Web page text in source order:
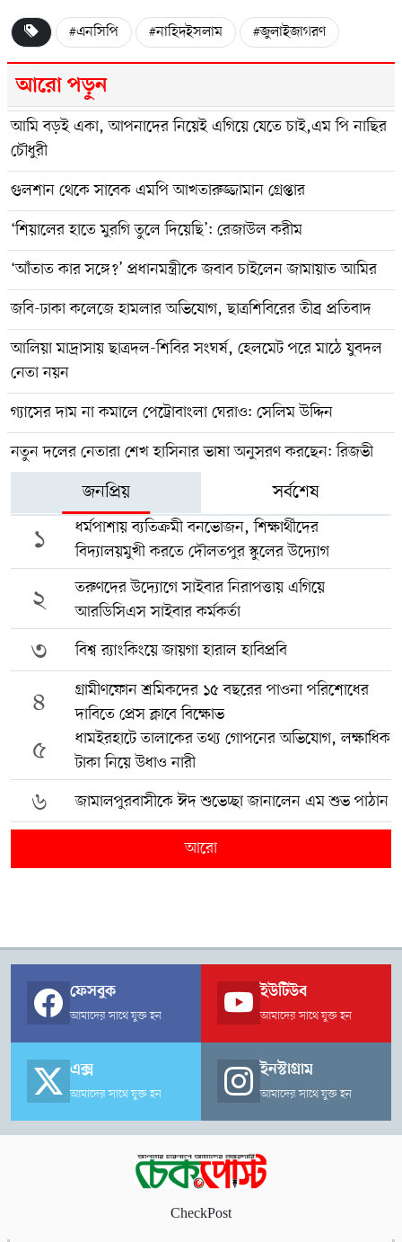
#এনসিপি #নাহিদইসলাম #জুলাইজাগরণ
আরো পড়ুন
আমি বড়ই একা, আপনাদের নিয়েই এগিয়ে যেতে চাই,এম পি নাছির
চৌধুরী
গুলশান থেকে সাবেক এমপি আখতারুজ্জামান গ্রেপ্তার
‘শিয়ালের হাতে মুরগি তুলে দিয়েছি’: রেজাউল করীম
‘আঁতাত কার সঙ্গে?’ প্রধানমন্ত্রীকে জবাব চাইলেন জামায়াত আমির
জবি-ঢাকা কলেজে হামলার অভিযোগ, ছাত্রশিবিরের তীব্র প্রতিবাদ
আলিয়া মাদ্রাসায় ছাত্রদল-শিবির সংঘর্ষ, হেলমেট পরে মাঠে যুবদল
নেতা নয়ন
গ্যাসের দাম না কমালে পেট্রোবাংলা ঘেরাও: সেলিম উদ্দিন
নতুন দলের নেতারা শেখ হাসিনার ভাষা অনুসরণ করছেন: রিজভী
জনপ্রিয় সর্বশেষ
১
ধর্মপাশায় ব্যতিক্রমী বনভোজন, শিক্ষার্থীদের
বিদ্যালয়মুখী করতে দৌলতপুর স্কুলের উদ্যোগ
২
তরুণদের উদ্যোগে সাইবার নিরাপত্তায় এগিয়ে
আরডিসিএস সাইবার কর্মকর্তা
৩ বিশ্ব র‍্যাংকিংয়ে জায়গা হারাল হাবিপ্রবি
৪
গ্রামীণফোন শ্রমিকদের ১৫ বছরের পাওনা পরিশোধের
দাবিতে প্রেস ক্লাবে বিক্ষোভ
৫
ধামইরহাটে তালাকের তথ্য গোপনের অভিযোগ, লক্ষাধিক
টাকা নিয়ে উধাও নারী
৬ জামালপুরবাসীকে ঈদ শুভেচ্ছা জানালেন এম শুভ পাঠান
আরো
ফেসবুক
আমাদের সাথে যুক্ত হন
ইউটিউব
আমাদের সাথে যুক্ত হন
এক্স
আমাদের সাথে যুক্ত হন
ইনস্টাগ্রাম
আমাদের সাথে যুক্ত হন
CheckPost